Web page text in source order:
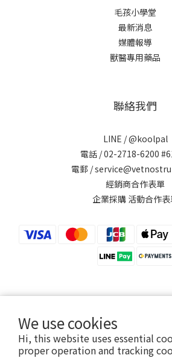
We use cookies
Hi, this website uses essential
proper operation and tracking
毛孩小學堂
最新消息
媒體報導
獸醫專用藥品
聯絡我們
LINE /@koolpal
電話 / 02-2718-6200
電郵 /
經銷商合作表單
企業採購 活動合作
提醒您，可沛寵藥 Koolpal 不會以電話或簡訊
永鴻國際生技股份有限